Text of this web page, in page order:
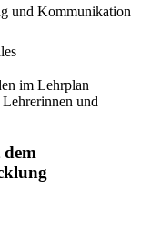
und Kommunikation
im Lehrplan
und